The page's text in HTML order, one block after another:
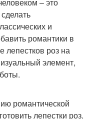
– это
и
романтики в
лепестков роз на
элемент,
романтической
лепестки роз.